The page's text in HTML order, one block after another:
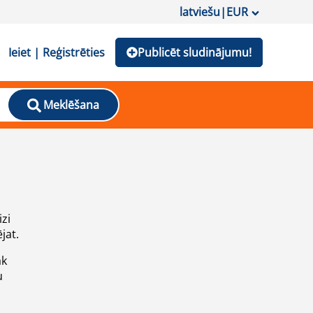
latviešu|EUR
Ieiet | Reģistrēties Publicēt sludinājumu!
Meklēšana